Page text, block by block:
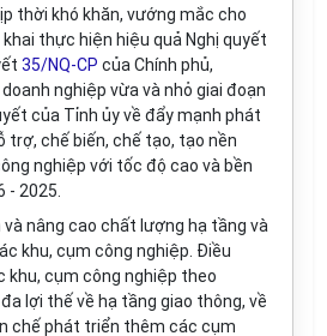
thời khó khăn, vướng mắc cho
thực hiện hiệu quả Nghị quyết
35/NQ-CP của Chính phủ,
nghiệp vừa và nhỏ giai đoạn
của Tỉnh ủy về đẩy mạnh phát
trợ, chế biến, chế tạo, tạo nền
nghiệp với tốc độ cao và bền
- 2025.
nâng cao chất lượng hạ tầng và
khu, cụm công nghiệp. Điều
khu, cụm công nghiệp theo
lợi thế về hạ tầng giao thông, về
chế phát triển thêm các cụm